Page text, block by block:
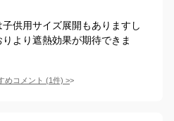
供用サイズ展開もありますし
より遮熱効果が期待できま
めコメント (1件) >